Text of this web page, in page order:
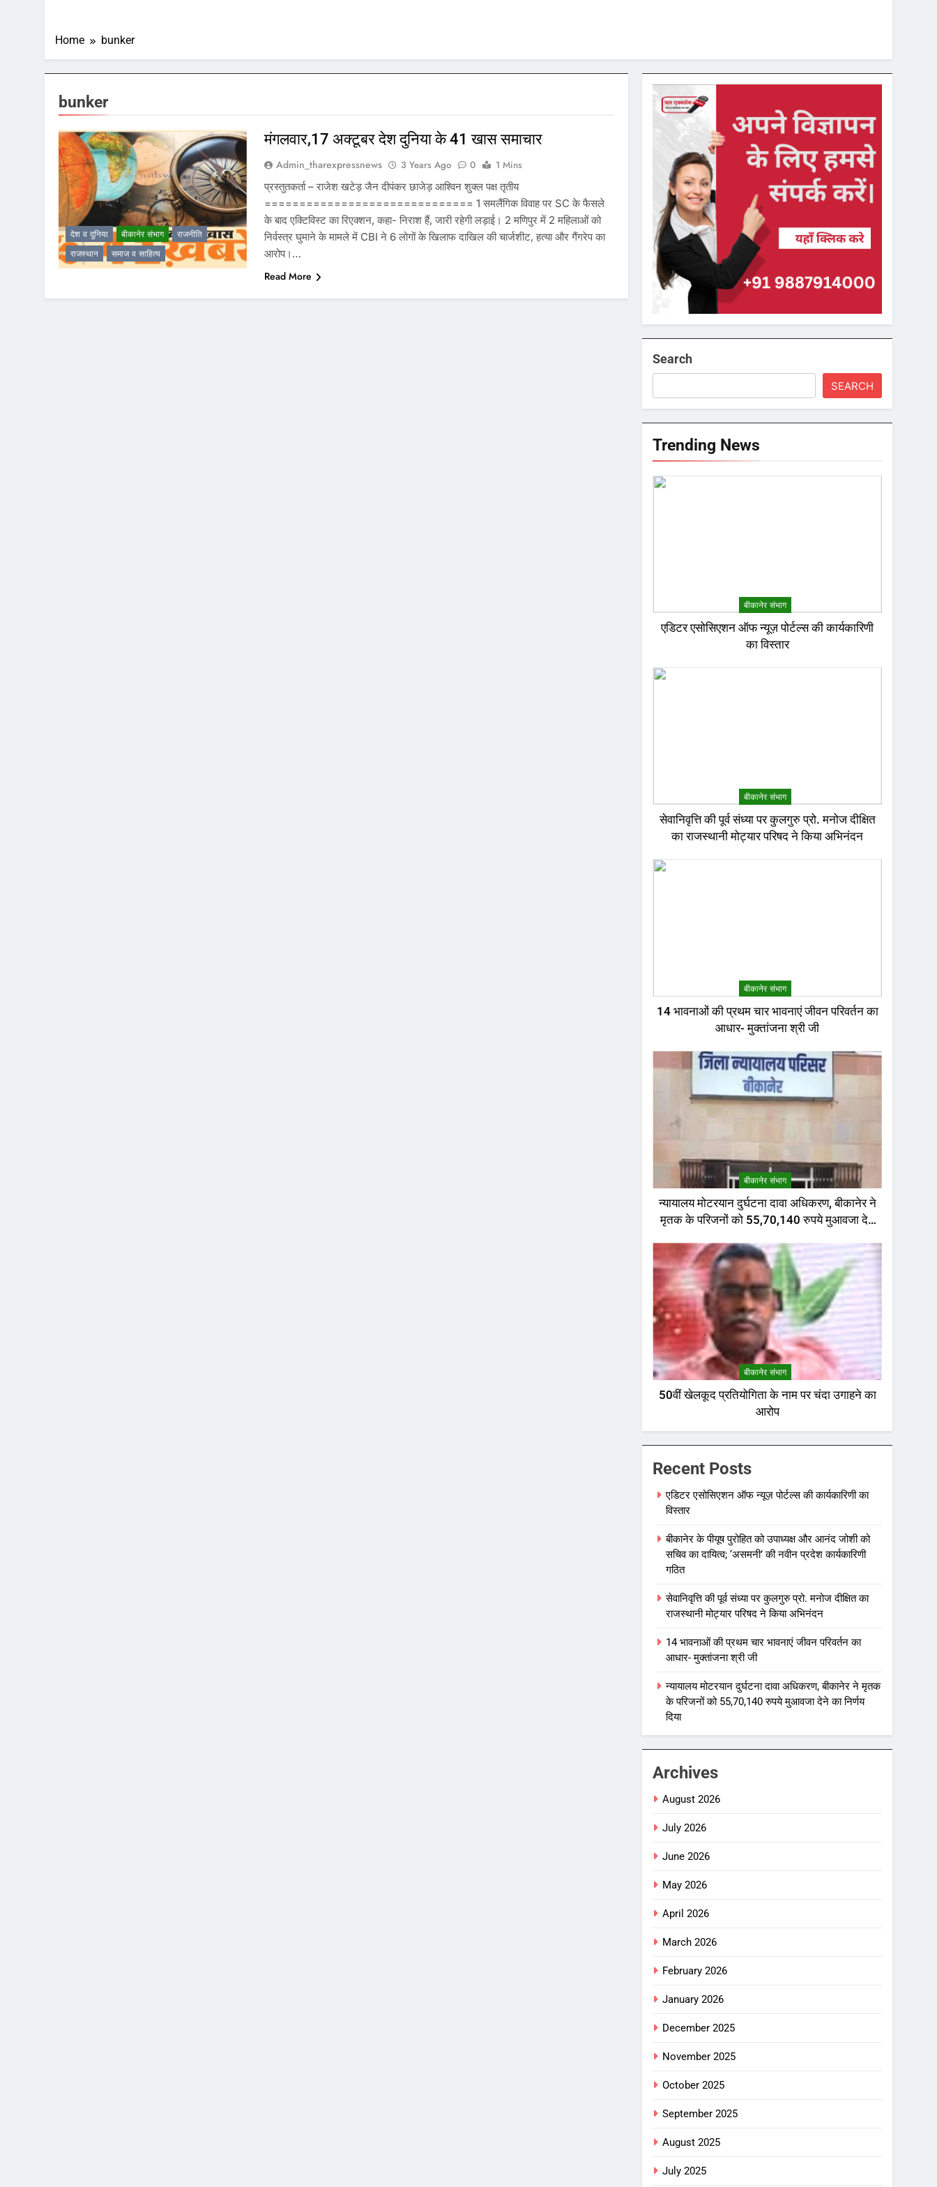
Home bunker
bunker
देश व दुनिया बीकानेर संभाग
राजनीति
राजस्थान
समाज व साहित्य
मंगलवार,17 अक्टूबर देश दुनिया के 41 खास समाचार
Admin_tharexpressnews 3 Years Ago 0
1 Mins
प्रस्तुतकर्ता – राजेश खटेड़ जैन दीपंकर छाजेड़ आश्विन शुक्ल पक्ष तृतीय
============================== 1 समलैंगिक विवाह पर SC के फैसले
के बाद एक्टिविस्ट का रिएक्शन, कहा- निराश हैं, जारी रहेगी लड़ाई। 2 मणिपुर में 2 महिलाओं को
निर्वस्त्र घुमाने के मामले में CBI ने 6 लोगों के खिलाफ दाखिल की चार्जशीट, हत्या और गैंगरेप का
आरोप।…
Read More
Search
SEARCH
Trending News
बीकानेर संभाग
एडिटर एसोसिएशन ऑफ न्यूज़ पोर्टल्स की कार्यकारिणी
का विस्तार
बीकानेर संभाग
सेवानिवृत्ति की पूर्व संध्या पर कुलगुरु प्रो. मनोज दीक्षित
का राजस्थानी मोट्यार परिषद ने किया अभिनंदन
बीकानेर संभाग
14 भावनाओं की प्रथम चार भावनाएं जीवन परिवर्तन का
आधार- मुक्तांजना श्री जी
बीकानेर संभाग
न्यायालय मोटरयान दुर्घटना दावा अधिकरण, बीकानेर ने
मृतक के परिजनों को 55,70,140 रुपये मुआवजा देने
बीकानेर संभाग
50वीं खेलकूद प्रतियोगिता के नाम पर चंदा उगाहने का
आरोप
Recent Posts
एडिटर एसोसिएशन ऑफ न्यूज़ पोर्टल्स की कार्यकारिणी का
विस्तार
बीकानेर के पीयूष पुरोहित को उपाध्यक्ष और आनंद जोशी को
सचिव का दायित्व; ‘असमनी’ की नवीन प्रदेश कार्यकारिणी
गठित
सेवानिवृत्ति की पूर्व संध्या पर कुलगुरु प्रो. मनोज दीक्षित का
राजस्थानी मोट्यार परिषद ने किया अभिनंदन
14 भावनाओं की प्रथम चार भावनाएं जीवन परिवर्तन का
आधार- मुक्तांजना श्री जी
न्यायालय मोटरयान दुर्घटना दावा अधिकरण, बीकानेर ने मृतक
के परिजनों को 55,70,140 रुपये मुआवजा देने का निर्णय
दिया
Archives
August 2026
July 2026
June 2026
May 2026
April 2026
March 2026
February 2026
January 2026
December 2025
November 2025
October 2025
September 2025
August 2025
July 2025